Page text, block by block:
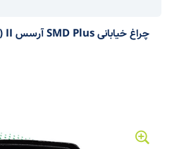
چراغ خیابانی SMD Plus آرسس II (شش LED) در توان 200 وات